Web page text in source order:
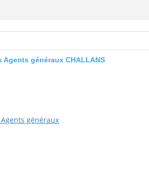
Agents généraux CHALLANS
généraux